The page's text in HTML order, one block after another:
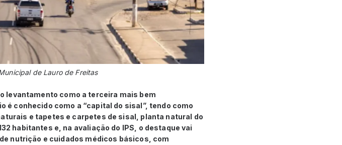
de Lauro de Freitas
levantamento como a terceira mais bem
é conhecido como a “capital do sisal”, tendo como
e tapetes e carpetes de sisal, planta natural do
habitantes e, na avaliação do IPS, o destaque vai
nutrição e cuidados médicos básicos, com